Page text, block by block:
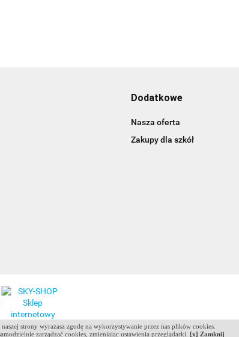
strony wyrażasz zgodę na wykorzystywanie przez nas plików cookies.
zarządzać cookies, zmieniając ustawienia przeglądarki. [x] Zamknij
Dodatkowe
Nasza oferta
Zakupy dla szkół